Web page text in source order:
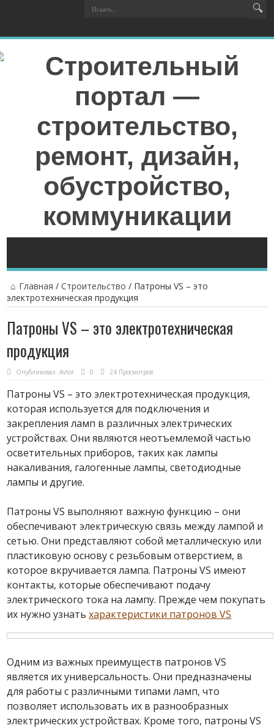
Главная /Строительство / Патроны VS – это
электротехническая продукция
Патроны VS – это электротехническая
продукция
Опубликовал:Avtor 0 24 Просмотров
Патроны VS – это электротехническая продукция,
которая используется для подключения и
закрепления ламп в различных электрических
устройствах. Они являются неотъемлемой частью
осветительных приборов, таких как лампы
накаливания, галогенные лампы, светодиодные
лампы и другие.
Патроны VS выполняют важную функцию – они
обеспечивают электрическую связь между лампой и
сетью. Они представляют собой металлическую или
пластиковую основу с резьбовым отверстием, в
которое вкручивается лампа. Патроны VS имеют
контакты, которые обеспечивают подачу
электрического тока на лампу. Прежде чем покупать
их нужно узнатьхарактеристики патронов VS
Одним из важных преимуществ патронов VS
является их универсальность. Они предназначены
для работы с различными типами ламп, что
позволяет использовать их в разнообразных
электрических устройствах. Кроме того, патроны VS